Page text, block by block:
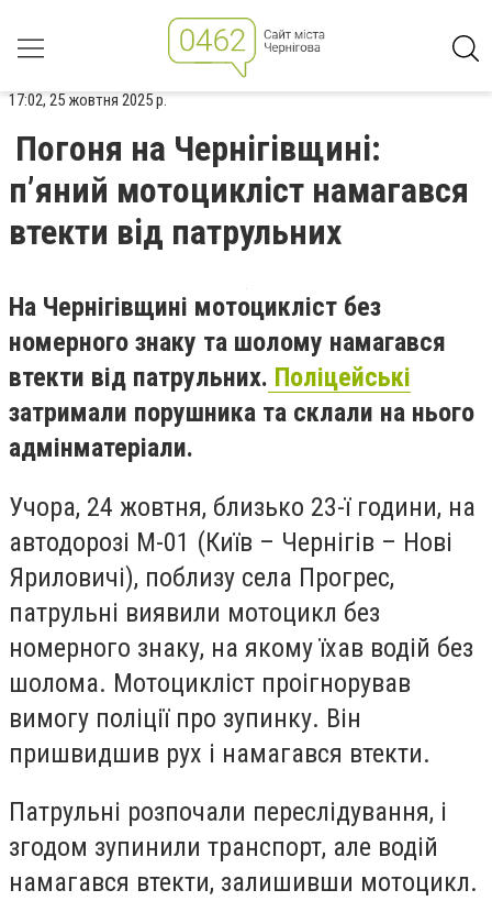
17:02, 25 жовтня 2025 р.
Погоня на Чернігівщині:
п’яний мотоцикліст намагався
втекти від патрульних
На Чернігівщині мотоцикліст без
номерного знаку та шолому намагався
втекти від патрульних. Поліцейські
затримали порушника та склали на нього
адмінматеріали.
Учора, 24 жовтня, близько 23-ї години, на
автодорозі М-01 (Київ – Чернігів – Нові
Яриловичі), поблизу села Прогрес,
патрульні виявили мотоцикл без
номерного знаку, на якому їхав водій без
шолома. Мотоцикліст проігнорував
вимогу поліції про зупинку. Він
пришвидшив рух і намагався втекти.
Патрульні розпочали переслідування, і
згодом зупинили транспорт, але водій
намагався втекти, залишивши мотоцикл.